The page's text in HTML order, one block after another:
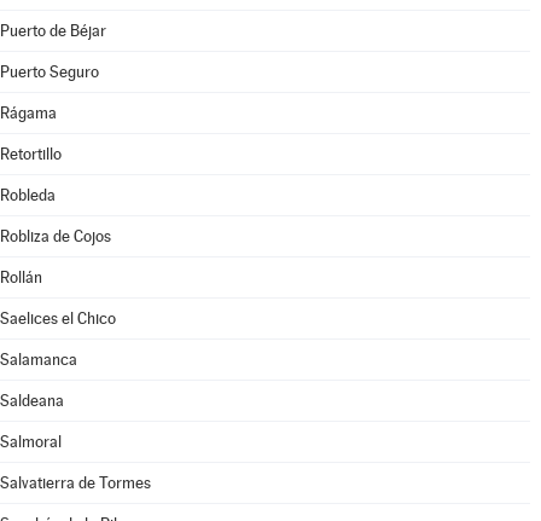
Puerto de Béjar
Puerto Seguro
Rágama
Retortillo
Robleda
Robliza de Cojos
Rollán
Saelices el Chico
Salamanca
Saldeana
Salmoral
Salvatierra de Tormes